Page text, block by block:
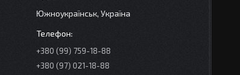
Южноукраїнськ, Україна
+380 (99) 759-18-88
+380 (97) 021-18-88